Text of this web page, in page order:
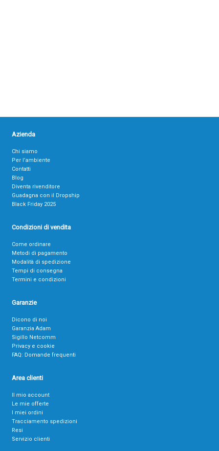
Azienda
Chi siamo
Per l’ambiente
Contatti
Blog
Diventa rivenditore
Guadagna con il Dropship
Black Friday 2025
Condizioni di vendita
Come ordinare
Metodi di pagamento
Modalità di spedizione
Tempi di consegna
Termini e condizioni
Garanzie
Dicono di noi
Garanzia Adam
Sigillo Netcomm
Privacy e cookie
FAQ: Domande frequenti
Area clienti
Il mio account
Le mie offerte
I miei ordini
Tracciamento spedizioni
Resi
Servizio clienti